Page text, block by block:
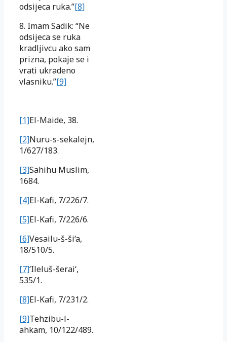
odsijeca ruka.”[8]
8. Imam Sadik: “Ne
odsijeca se ruka
kradljivcu ako sam
prizna, pokaje se i
vrati ukradeno
vlasniku.”[9]
[1]El-Maide, 38.
[2]Nuru-s-sekalejn,
1/627/183.
[3]Sahihu Muslim,
1684.
[4]El-Kafi, 7/226/7.
[5]El-Kafi, 7/226/6.
[6]Vesailu-š-ši‘a,
18/510/5.
[7]‘Ileluš-šerai‘,
535/1.
[8]El-Kafi, 7/231/2.
[9]Tehzibu-l-
ahkam, 10/122/489.